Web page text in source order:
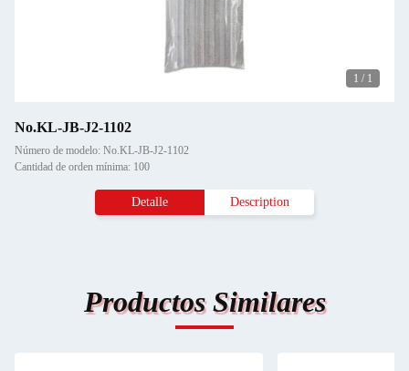
1 / 1
No.KL-JB-J2-1102
Número de modelo: No.KL-JB-J2-1102
Cantidad de orden mínima: 100
Detalle Description
Productos Similares